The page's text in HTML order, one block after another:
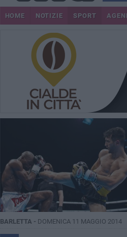
HOME NOTIZIE SPORT
BARLETTA - DOMENICA 11 MAGGIO 2014